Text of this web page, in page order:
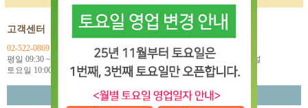
고객센터
02-522-0869
평일 09:30 ~ 18:00
토요일 10:00 ~ 18:00
입금계좌정보
국민 270901-04-033114
예금주: (주)한독인터네셔널
월~금 택배마감 16:00
고객센터 연결